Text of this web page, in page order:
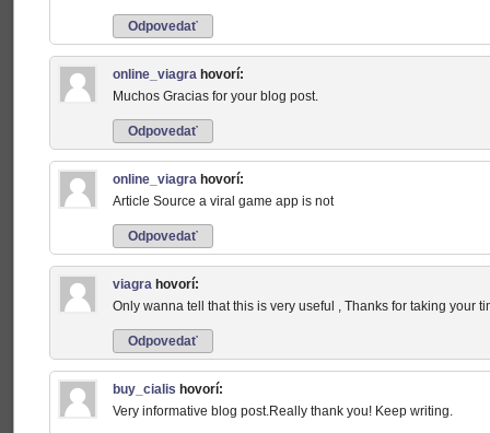
Odpovedať
online_viagra hovorí:
Muchos Gracias for your blog post.
Odpovedať
online_viagra hovorí:
Article Source a viral game app is not
Odpovedať
viagra hovorí:
Only wanna tell that this is very useful , Thanks for taking your
Odpovedať
buy_cialis hovorí:
Very informative blog post.Really thank you! Keep writing.